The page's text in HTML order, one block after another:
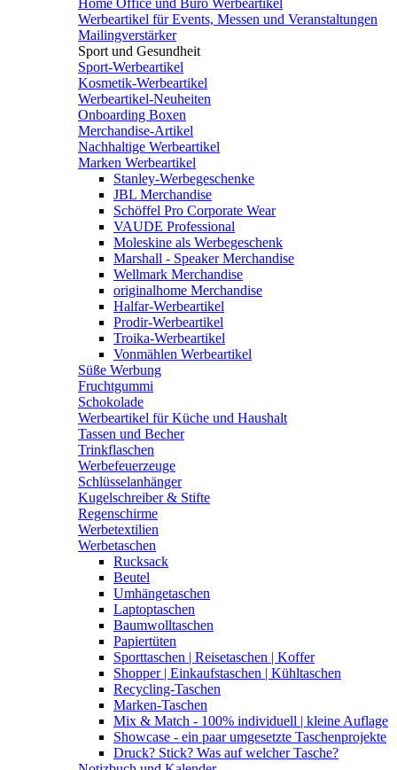
Home Office und Büro Werbeartikel
Werbeartikel für Events, Messen und Veranstaltungen
Mailingverstärker
Sport und Gesundheit
Sport-Werbeartikel
Kosmetik-Werbeartikel
Werbeartikel-Neuheiten
Onboarding Boxen
Merchandise-Artikel
Nachhaltige Werbeartikel
Marken Werbeartikel
Stanley-Werbegeschenke
JBL Merchandise
Schöffel Pro Corporate Wear
VAUDE Professional
Moleskine als Werbegeschenk
Marshall - Speaker Merchandise
Wellmark Merchandise
originalhome Merchandise
Halfar-Werbeartikel
Prodir-Werbeartikel
Troika-Werbeartikel
Vonmählen Werbeartikel
Süße Werbung
Fruchtgummi
Schokolade
Werbeartikel für Küche und Haushalt
Tassen und Becher
Trinkflaschen
Werbefeuerzeuge
Schlüsselanhänger
Kugelschreiber & Stifte
Regenschirme
Werbetextilien
Werbetaschen
Rucksack
Beutel
Umhängetaschen
Laptoptaschen
Baumwolltaschen
Papiertüten
Sporttaschen | Reisetaschen | Koffer
Shopper | Einkaufstaschen | Kühltaschen
Recycling-Taschen
Marken-Taschen
Mix & Match - 100% individuell | kleine Auflage
Showcase - ein paar umgesetzte Taschenprojekte
Druck? Stick? Was auf welcher Tasche?